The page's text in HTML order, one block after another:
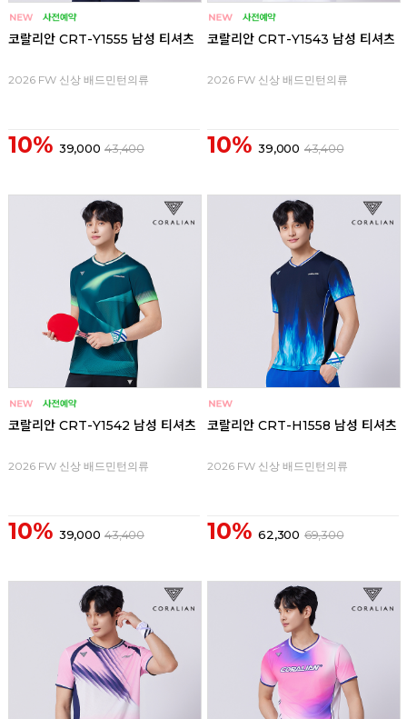
코랄리안 CRT-Y1555 남성 티셔츠
2026 FW 신상 배드민턴의류
10% 39,000 43,400
코랄리안 CRT-Y1543 남성 티셔츠
2026 FW 신상 배드민턴의류
10% 39,000 43,400
코랄리안 CRT-Y1542 남성 티셔츠
2026 FW 신상 배드민턴의류
10% 39,000 43,400
코랄리안 CRT-H1558 남성 티셔츠
2026 FW 신상 배드민턴의류
10% 62,300 69,300